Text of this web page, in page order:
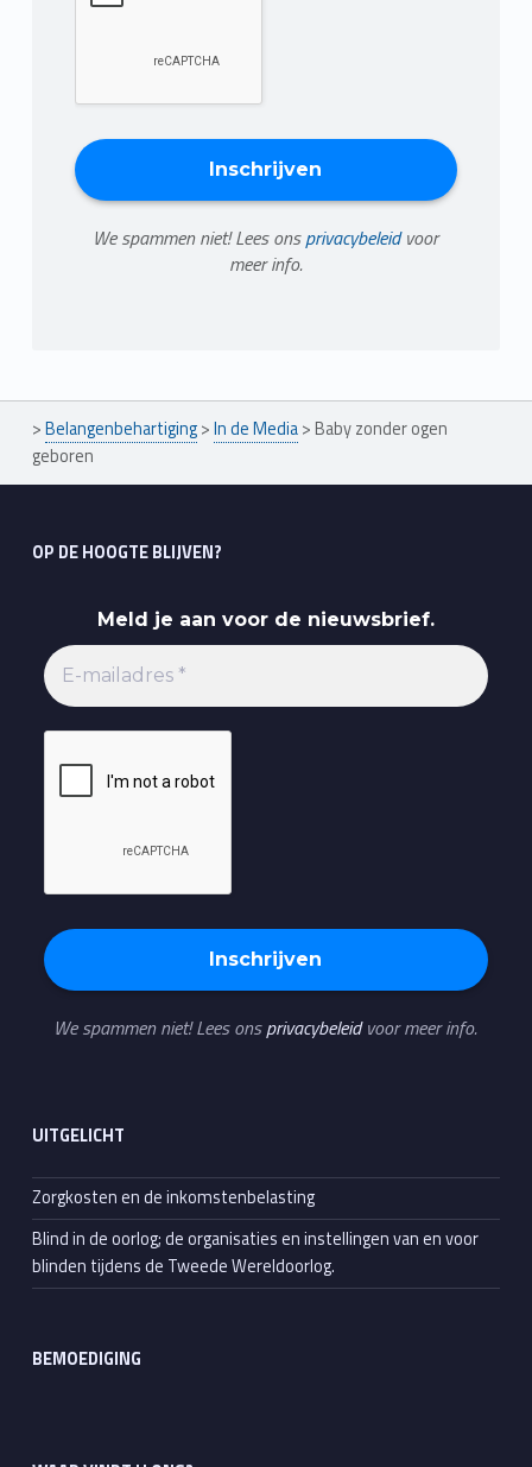
We spammen niet! Lees onsprivacybeleidvoor
meer info.
>Belangenbehartiging>In de Media> Baby zonder ogen
geboren
OP DE HOOGTE BLIJVEN?
Meld je aan voor de nieuwsbrief.
We spammen niet! Lees onsprivacybeleidvoor meer info.
UITGELICHT
Zorgkosten en de inkomstenbelasting
Blind in de oorlog; de organisaties en instellingen van en voor
blinden tijdens de Tweede Wereldoorlog.
BEMOEDIGING